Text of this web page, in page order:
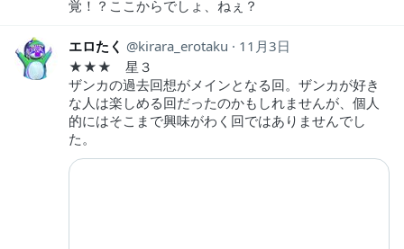
覚！？ここからでしょ、ねぇ？
エロたく kirara_erotaku
11月3日
★★★ 星３
ザンカの過去回想がメインとなる回。ザンカが好き
な人は楽しめる回だったのかもしれませんが、個人
的にはそこまで興味がわく回ではありませんでし
た。